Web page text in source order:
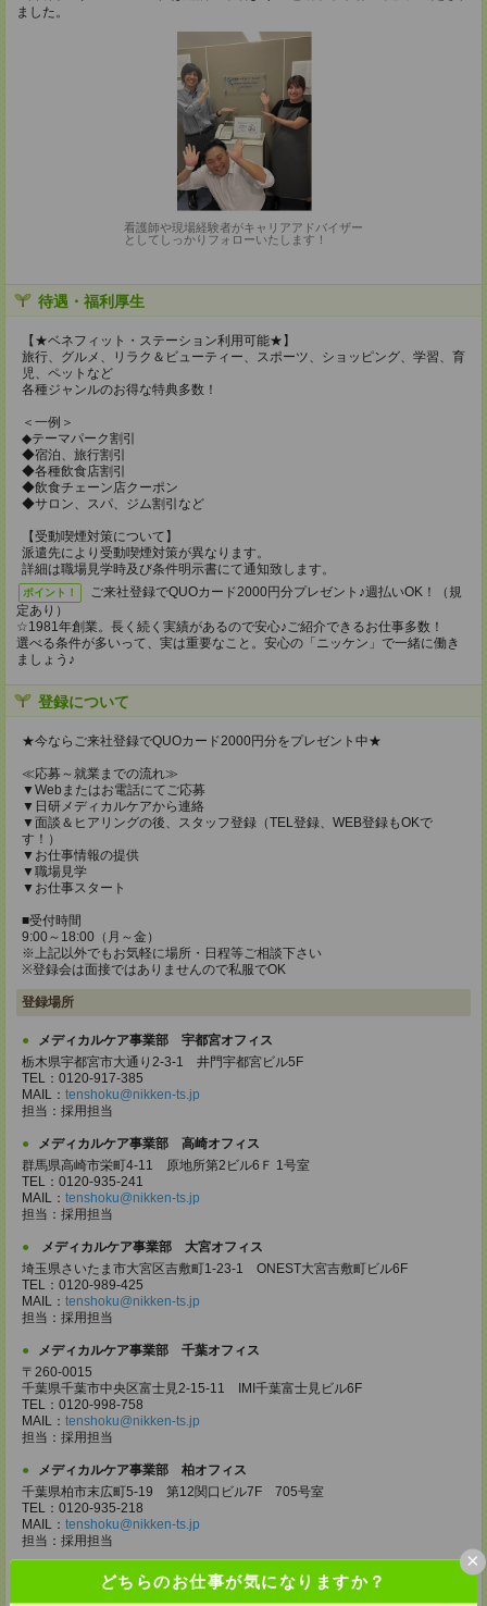
どちらのお仕事が気になりますか？
×
ました。
看護師や現場経験者がキャリアアドバイザー
としてしっかりフォローいたします！
待遇・福利厚生
【★ベネフィット・ステーション利用可能★】
旅行、グルメ、リラク＆ビューティー、スポーツ、ショッピング、学習、育
児、ペットなど
各種ジャンルのお得な特典多数！
＜一例＞
◆テーマパーク割引
◆宿泊、旅行割引
◆各種飲食店割引
◆飲食チェーン店クーポン
◆サロン、スパ、ジム割引など
【受動喫煙対策について】
派遣先により受動喫煙対策が異なります。
詳細は職場見学時及び条件明示書にて通知致します。
ポイント！
ご来社登録でQUOカード2000円分プレゼント♪週払いOK！（規
定あり）
☆1981年創業。長く続く実績があるので安心♪ご紹介できるお仕事多数！
選べる条件が多いって、実は重要なこと。安心の「ニッケン」で一緒に働き
ましょう♪
登録について
★今ならご来社登録でQUOカード2000円分をプレゼント中★
≪応募～就業までの流れ≫
▼Webまたはお電話にてご応募
▼日研メディカルケアから連絡
▼面談＆ヒアリングの後、スタッフ登録（TEL登録、WEB登録もOKで
す！）
▼お仕事情報の提供
▼職場見学
▼お仕事スタート
■受付時間
9:00～18:00（月～金）
※上記以外でもお気軽に場所・日程等ご相談下さい
※登録会は面接ではありませんので私服でOK
登録場所
メディカルケア事業部 宇都宮オフィス
栃木県宇都宮市大通り2-3-1 井門宇都宮ビル5F
TEL：0120-917-385
MAIL： tenshoku@nikken-ts.jp
担当：採用担当
メディカルケア事業部 高崎オフィス
群馬県高崎市栄町4-11 原地所第2ビル6Ｆ 1号室
TEL：0120-935-241
MAIL： tenshoku@nikken-ts.jp
担当：採用担当
メディカルケア事業部 大宮オフィス
埼玉県さいたま市大宮区吉敷町1-23-1 ONEST大宮吉敷町ビル6F
TEL：0120-989-425
MAIL： tenshoku@nikken-ts.jp
担当：採用担当
メディカルケア事業部 千葉オフィス
〒260-0015
千葉県千葉市中央区富士見2-15-11 IMI千葉富士見ビル6F
TEL：0120-998-758
MAIL： tenshoku@nikken-ts.jp
担当：採用担当
メディカルケア事業部 柏オフィス
千葉県柏市末広町5-19 第12関口ビル7F 705号室
TEL：0120-935-218
MAIL： tenshoku@nikken-ts.jp
担当：採用担当
メディカルケア事業部 新宿オフィス
東京都新宿区新宿2-3-10 新宿御苑ビル6階